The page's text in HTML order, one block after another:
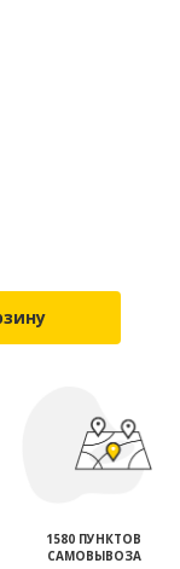
1580 ПУНКТОВ
САМОВЫВОЗА